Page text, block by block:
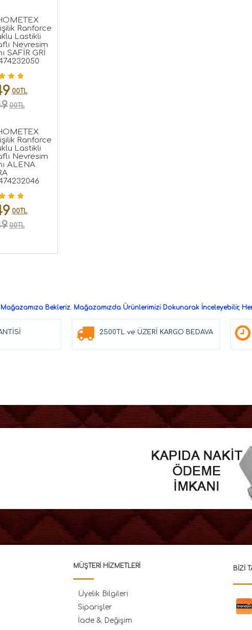
Ranforce
Lastikli
Nevresim
SAFİR GRİ
00TL
00TL
Ranforce
Lastikli
Nevresim
ALENA
00TL
00TL
Mağazamıza Bekleriz. Mağazamızda Ürünlerimizi Dokunarak İnceleyebilir,
2500TL ve ÜZERİ KARGO BEDAVA
MÜŞTERI HIZMETLERI
Üyelik Bilgileri
Siparişler
İade & Değişim
BIZI